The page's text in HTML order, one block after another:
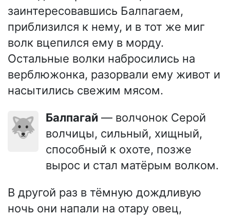
заинтересовавшись Балпагаем,
приблизился к нему, и в тот же миг
волк вцепился ему в морду.
Остальные волки набросились на
верблюжонка, разорвали ему живот и
насытились свежим мясом.
🐺 Балпагай — волчонок Серой
волчицы, сильный, хищный,
способный к охоте, позже
вырос и стал матёрым волком.
В другой раз в тёмную дождливую
ночь они напали на отару овец,